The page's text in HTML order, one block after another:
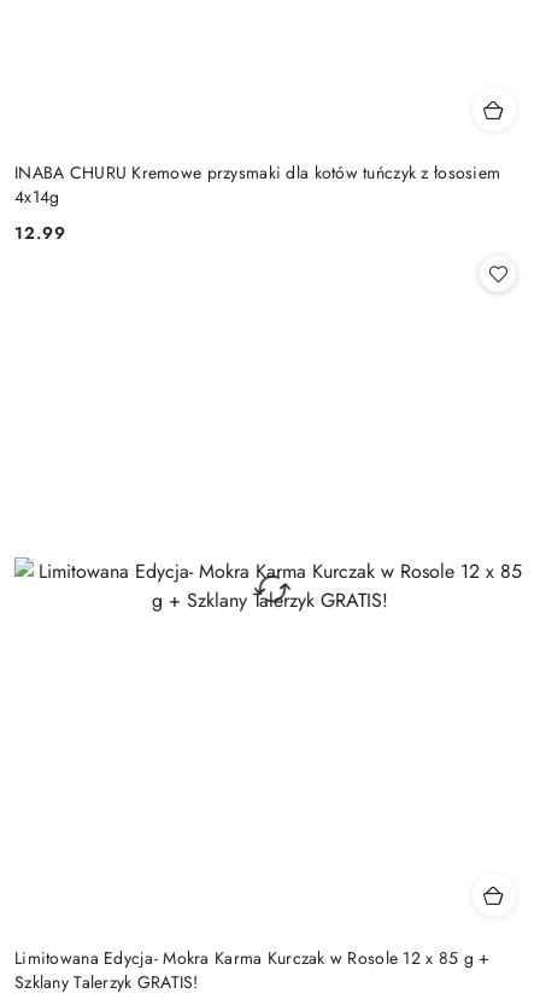
INABA CHURU Kremowe przysmaki dla kotów tuńczyk z łososiem
4x14g
Cena:
12.99
Limitowana Edycja- Mokra Karma Kurczak w Rosole 12 x 85 g +
Szklany Talerzyk GRATIS!